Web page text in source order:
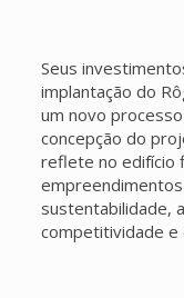
Seus
implantação do
um novo
concepção do
reflete no edifício
sustentabilidade,
competitividade e